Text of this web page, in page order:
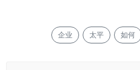
企业 太平 如何